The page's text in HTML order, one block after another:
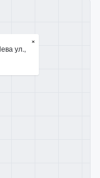
ул.,
×